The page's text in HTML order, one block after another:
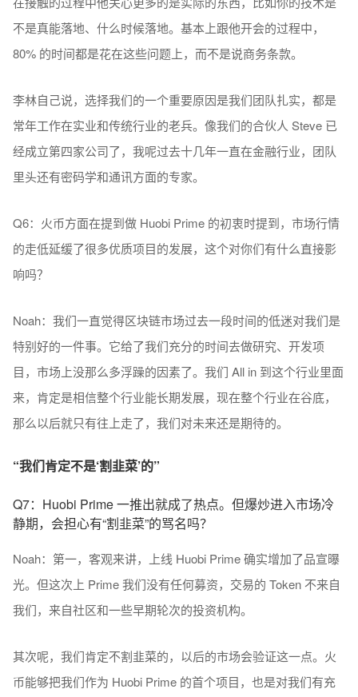
不是真能落地、什么时候落地。基本上跟他开会的过程中，
80% 的时间都是花在这些问题上，而不是说商务条款。
李林自己说，选择我们的一个重要原因是我们团队扎实，都是
常年工作在实业和传统行业的老兵。像我们的合伙人 Steve 已
经成立第四家公司了，我呢过去十几年一直在金融行业，团队
里头还有密码学和通讯方面的专家。
Q6：火币方面在提到做 Huobi Prime 的初衷时提到，市场行情
的走低延缓了很多优质项目的发展，这个对你们有什么直接影
响吗？
Noah：我们一直觉得区块链市场过去一段时间的低迷对我们是
特别好的一件事。它给了我们充分的时间去做研究、开发项
目，市场上没那么多浮躁的因素了。我们 All in 到这个行业里面
来，肯定是相信整个行业能长期发展，现在整个行业在谷底，
那么以后就只有往上走了，我们对未来还是期待的。
“我们肯定不是‘割韭菜’的”
Q7：Huobi Prime 一推出就成了热点。但爆炒进入市场冷
静期，会担心有“割韭菜”的骂名吗？
Noah：第一，客观来讲，上线 Huobi Prime 确实增加了品宣曝
光。但这次上 Prime 我们没有任何募资，交易的 Token 不来自
我们，来自社区和一些早期轮次的投资机构。
其次呢，我们肯定不割韭菜的，以后的市场会验证这一点。火
币能够把我们作为 Huobi Prime 的首个项目，也是对我们有充